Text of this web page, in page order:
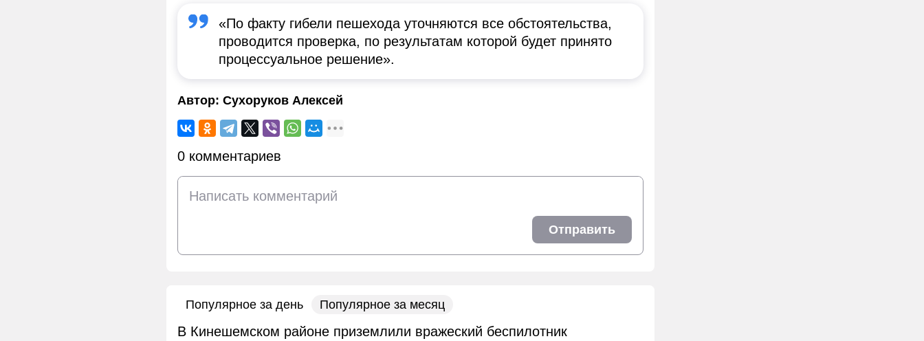
«По факту гибели пешехода уточняются все обстоятельства,
проводится проверка, по результатам которой будет принято
процессуальное решение».
Автор: Сухоруков Алексей
0 комментариев
Отправить
Популярное за день Популярное за месяц
В Кинешемском районе приземлили вражеский беспилотник